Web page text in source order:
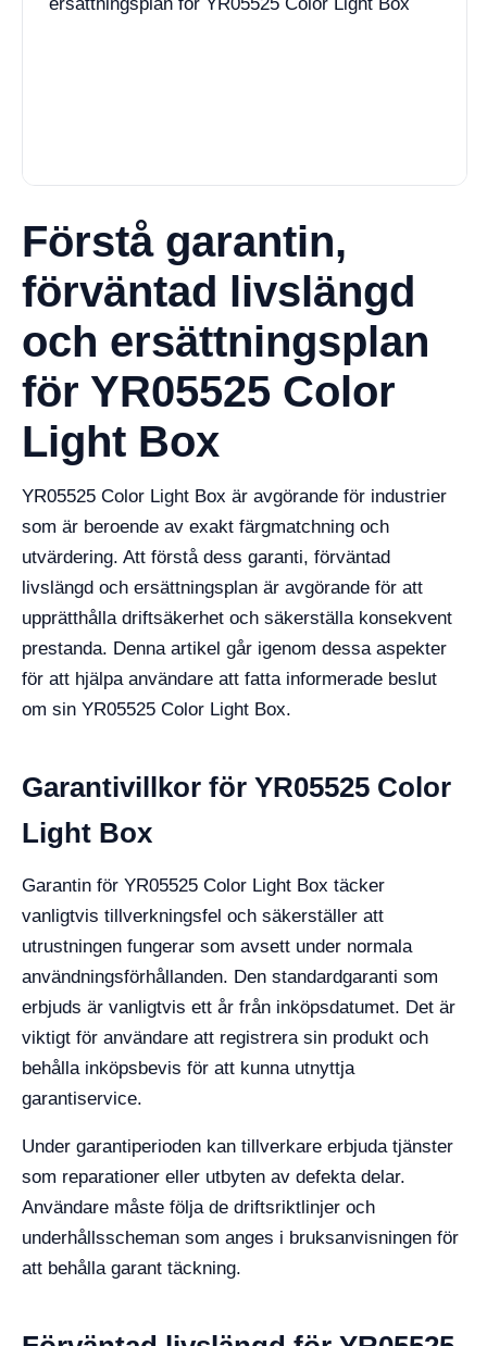
Förstå garantin,
förväntad livslängd
och ersättningsplan
för YR05525 Color
Light Box
YR05525 Color Light Box är avgörande för industrier
som är beroende av exakt färgmatchning och
utvärdering. Att förstå dess garanti, förväntad
livslängd och ersättningsplan är avgörande för att
upprätthålla driftsäkerhet och säkerställa konsekvent
prestanda. Denna artikel går igenom dessa aspekter
för att hjälpa användare att fatta informerade beslut
om sin YR05525 Color Light Box.
Garantivillkor för YR05525 Color
Light Box
Garantin för YR05525 Color Light Box täcker
vanligtvis tillverkningsfel och säkerställer att
utrustningen fungerar som avsett under normala
användningsförhållanden. Den standardgaranti som
erbjuds är vanligtvis ett år från inköpsdatumet. Det är
viktigt för användare att registrera sin produkt och
behålla inköpsbevis för att kunna utnyttja
garantiservice.
Under garantiperioden kan tillverkare erbjuda tjänster
som reparationer eller utbyten av defekta delar.
Användare måste följa de driftsriktlinjer och
underhållsscheman som anges i bruksanvisningen för
att behålla garant täckning.